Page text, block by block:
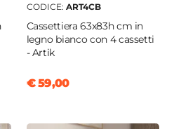
CODICE: ART4CB
Cassettiera 63x83h cm in
legno bianco con 4 cassetti
- Artik
€ 59,00